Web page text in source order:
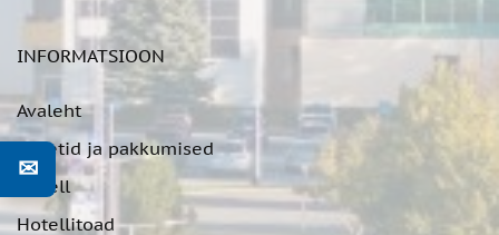
INFORMATSIOON
Avaleht
Paketid ja pakkumised
Hotell
Hotellitoad
✉